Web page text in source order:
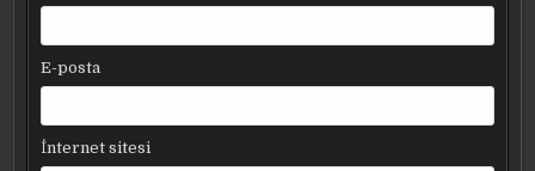
E-posta
İnternet sitesi